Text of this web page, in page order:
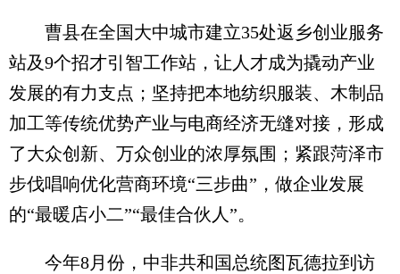
曹县在全国大中城市建立35处返乡创业服务
站及9个招才引智工作站，让人才成为撬动产业
发展的有力支点；坚持把本地纺织服装、木制品
加工等传统优势产业与电商经济无缝对接，形成
了大众创新、万众创业的浓厚氛围；紧跟菏泽市
步伐唱响优化营商环境“三步曲”，做企业发展
的“最暖店小二”“最佳合伙人”。
今年8月份，中非共和国总统图瓦德拉到访